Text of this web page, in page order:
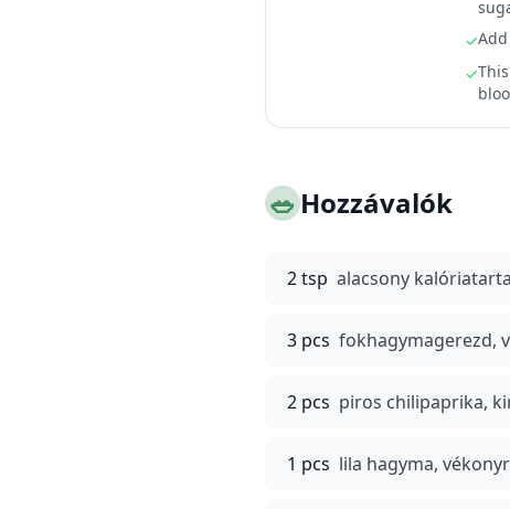
✓
✓
🥗Hozzávalók
2 tsp alacsony
3 pcs fokhagymagerezd,
2 pcs piros chilipaprika,
1 pcs lila hagyma,